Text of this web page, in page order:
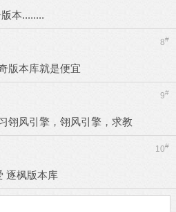
本........
8#
版本库就是便宜
9#
翎风引擎，翎风引擎，求教
10#
逐枫版本库